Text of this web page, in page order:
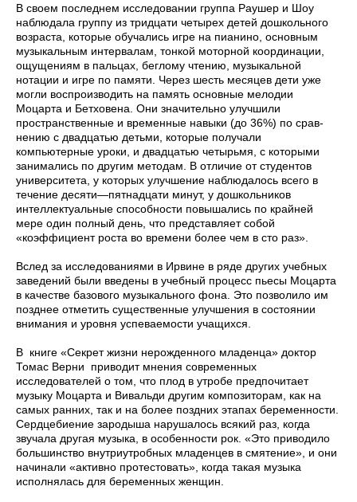
В своем последнем исследовании группа Раушер и Шоу
наблюдала группу из тридцати четырех детей дошкольного
возраста, которые обучались игре на пианино, основным
музыкальным интервалам, тонкой моторной координации,
ощущениям в пальцах, беглому чтению, музыкальной
нотации и игре по памяти. Через шесть месяцев дети уже
могли воспроизводить на память основные мелодии
Моцарта и Бетховена. Они значительно улуч­шили
пространственные и временные навыки (до 36%) по срав­
нению с двадцатью детьми, которые получали
компьютерные уроки, и двадцатью четырьмя, с которыми
занимались по другим ме­тодам. В отличие от студентов
университета, у которых улучшение наблюдалось всего в
течение десяти—пятнадцати минут, у дошкольников
интеллектуальные способности повышались по крайней
мере один полный день, что представляет собой
«коэффициент роста во времени более чем в сто раз».
Вслед за исследованиями в Ирвине в ряде других учебных
заведений были введены в учебный процесс пьесы Моцарта
в ка­честве базового музыкального фона. Это позволило им
позднее отметить существенные улучшения в состоянии
внимания и уров­ня успеваемости учащихся.
В книге «Секрет жизни нерожденного младенца» доктор
Томас Верни приводит мнения современных
исследователей о том, что плод в утробе предпочитает
музыку Моцарта и Вивальди другим композиторам, как на
самых ранних, так и на более поздних этапах беременности.
Сердцебиение зародыша нарушалось всякий раз, когда
звучала другая музыка, в особенности рок. «Это приводило
большинство внутриутробных младенцев в смятение», и они
начинали «активно протестовать», когда такая музыка
исполнялась для беременных женщин.